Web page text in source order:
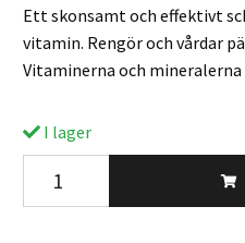
Ett skonsamt och effektivt
vitamin. Rengör och vårdar
Vitaminerna och mineralerna
I lager